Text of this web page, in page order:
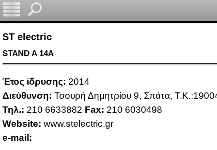
ST electric
STAND A 14A
Έτος ίδρυ­σης: 2014
Διεύ­θυν­ση: Τσου­ρή Δη­μη­τρί­ου 9, Σπά­τα,
Τηλ.: 210 6633882 Fax: 210 6030498
Website: www.​ste​lect​ric.​gr
e-mail: